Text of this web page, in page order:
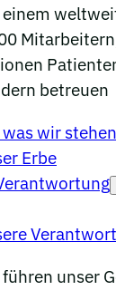
betreuen
wir stehen
Erbe
unser